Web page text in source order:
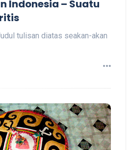
Indonesia – Suatu
tulisan diatas seakan-akan